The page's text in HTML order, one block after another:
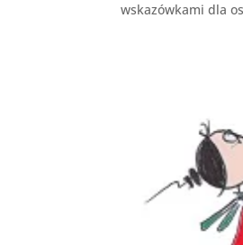
wskazówkami dla